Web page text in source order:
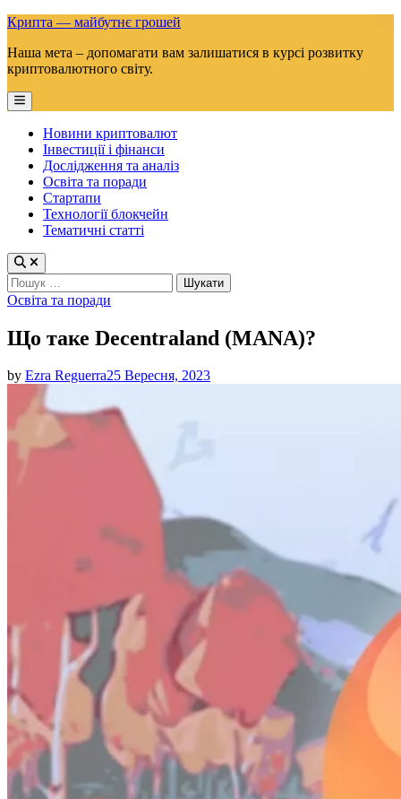
Skip
content
Крипта — майбутнє грошей
Наша мета – допомагати вам залишатися в курсі розвитку
криптовалютного світу.
Main
Menu
Новини криптовалют
Інвестиції і фінанси
Дослідження та аналіз
Освіта та поради
Стартапи
Технології блокчейн
Тематичні статті
Пошук:
Posted
Освіта та поради
Що таке Decentraland (MANA)?
by Ezra Reguerra25 Вересня, 2023